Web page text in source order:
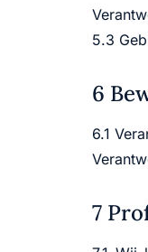
5.3
6
6.1
7